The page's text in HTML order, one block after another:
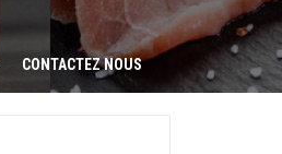
CONTACTEZ NOUS